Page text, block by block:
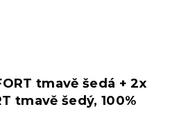
tmavě šedá + 2x
tmavě šedý, 100%